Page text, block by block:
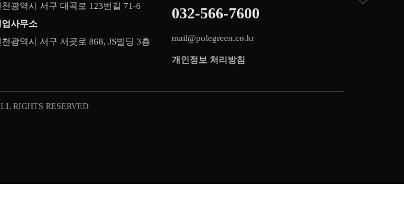
천광역시 서구 대곡로 123번길 71-6
업사무소
천광역시 서구 서곶로 868, JS빌딩 3층
032-566-7600
mail@polegreen.co.kr
개인정보 처리방침
RIGHTS RESERVED